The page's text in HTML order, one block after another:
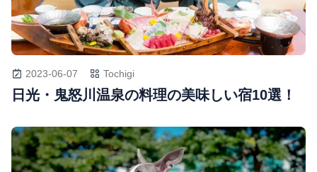
2023-06-07 Tochigi
日光・鬼怒川温泉の料理の美味しい宿10選！